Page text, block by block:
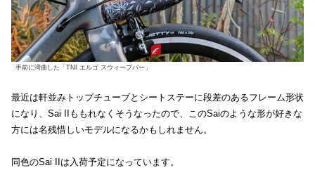
手前に湾曲した「TNI エルゴ スウィープバー」
最近は軒並みトップチューブとシートステーに段差のあるフレーム形状
になり、Sai IIももれなくそうなったので、このSaiのような形が好きな
方には名残惜しいモデルになるかもしれません。
同色のSai IIは入荷予定になっています。